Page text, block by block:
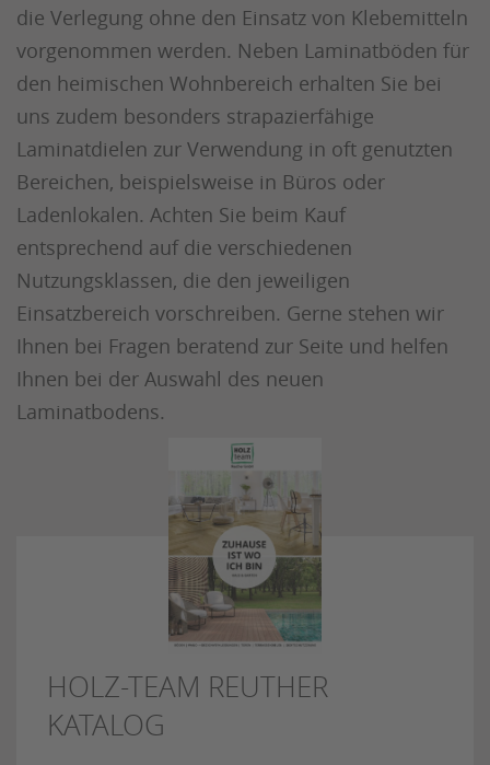
die Verlegung ohne den Einsatz von Klebemitteln
vorgenommen werden. Neben Laminatböden für
den heimischen Wohnbereich erhalten Sie bei
uns zudem besonders strapazierfähige
Laminatdielen zur Verwendung in oft genutzten
Bereichen, beispielsweise in Büros oder
Ladenlokalen. Achten Sie beim Kauf
entsprechend auf die verschiedenen
Nutzungsklassen, die den jeweiligen
Einsatzbereich vorschreiben. Gerne stehen wir
Ihnen bei Fragen beratend zur Seite und helfen
Ihnen bei der Auswahl des neuen
Laminatbodens.
HOLZ-TEAM REUTHER
KATALOG